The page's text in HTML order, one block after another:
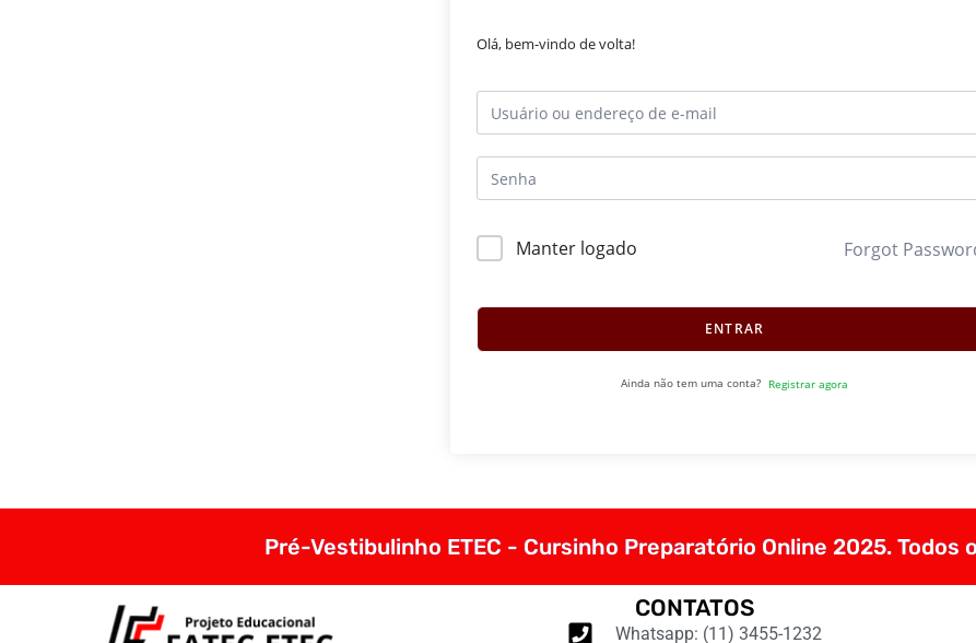
Olá, bem-vindo de volta!
Manter logado Forgot
ENTRAR
Ainda não tem uma conta? Registrar agora
Pré-Vestibulinho ETEC - Cursinho Preparatório Online 2025. Todos
CONTATOS
Whatsapp: (11) 3455-1232